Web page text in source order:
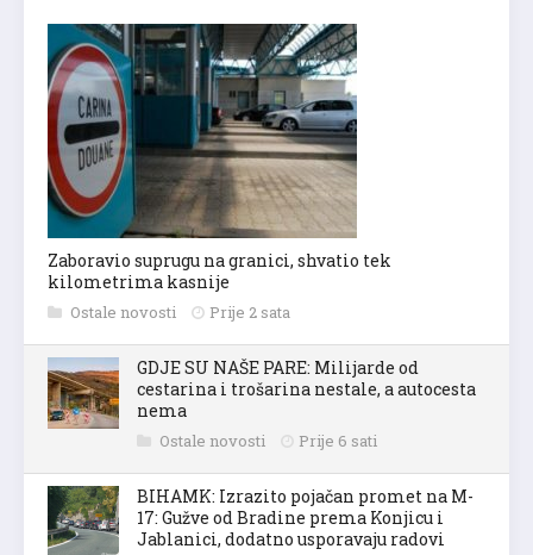
Zaboravio suprugu na granici, shvatio tek
kilometrima kasnije
Ostale novosti Prije 2 sata
GDJE SU NAŠE PARE: Milijarde od
cestarina i trošarina nestale, a autocesta
nema
Ostale novosti Prije 6 sati
BIHAMK: Izrazito pojačan promet na M-
17: Gužve od Bradine prema Konjicu i
Jablanici, dodatno usporavaju radovi